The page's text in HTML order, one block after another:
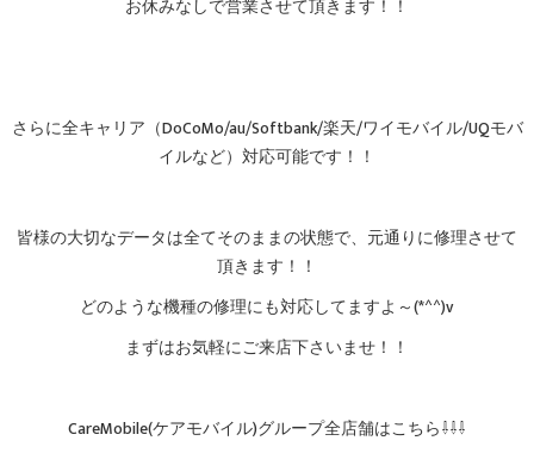
お休みなしで営業させて頂きます！！
さらに全キャリア（DoCoMo/au/Softbank/楽天/ワイモバイル/UQモバ
イルなど）対応可能です！！
皆様の大切なデータは全てそのままの状態で、元通りに修理させて
頂きます！！
どのような機種の修理にも対応してますよ～(*^^)v
まずはお気軽にご来店下さいませ！！
CareMobile(ケアモバイル)グループ全店舗はこちら⇩⇩⇩